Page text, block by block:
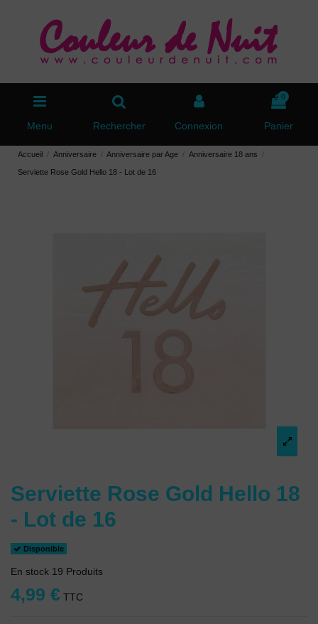
Menu Rechercher Connexion
0
Panier
Accueil Anniversaire Anniversaire par Age Anniversaire 18 ans
Serviette Rose Gold Hello 18 - Lot de 16
Serviette Rose Gold Hello 18
- Lot de 16
Disponible
En stock 19 Produits
4,99 € TTC